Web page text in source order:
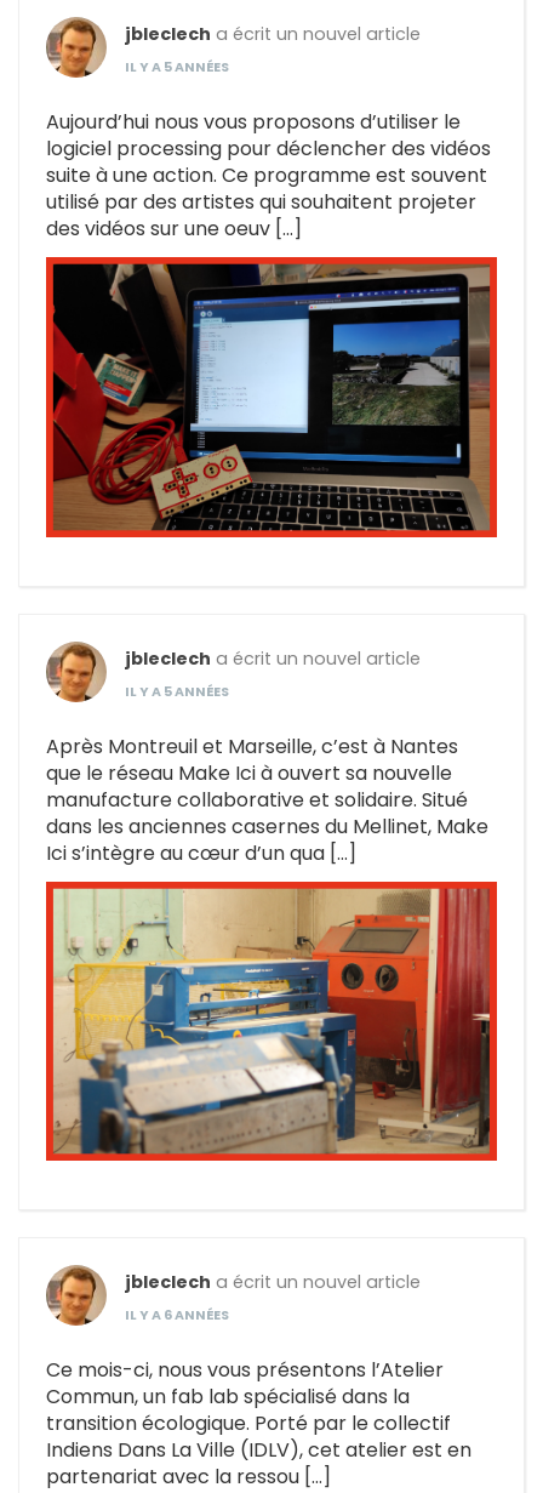
jbleclech a écrit un nouvel article
IL Y A 5 ANNÉES
Aujourd’hui nous vous proposons d’utiliser le
logiciel processing pour déclencher des vidéos
suite à une action. Ce programme est souvent
utilisé par des artistes qui souhaitent projeter
des vidéos sur une oeuv […]
jbleclech a écrit un nouvel article
IL Y A 5 ANNÉES
Après Montreuil et Marseille, c’est à Nantes
que le réseau Make Ici à ouvert sa nouvelle
manufacture collaborative et solidaire. Situé
dans les anciennes casernes du Mellinet, Make
Ici s’intègre au cœur d’un qua […]
jbleclech a écrit un nouvel article
IL Y A 6 ANNÉES
Ce mois-ci, nous vous présentons l’Atelier
Commun, un fab lab spécialisé dans la
transition écologique. Porté par le collectif
Indiens Dans La Ville (IDLV), cet atelier est en
partenariat avec la ressou […]